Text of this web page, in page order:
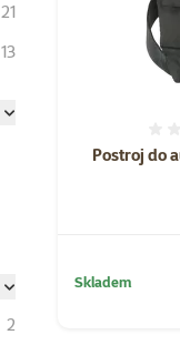
21
13
2
Postroj do
Skladem